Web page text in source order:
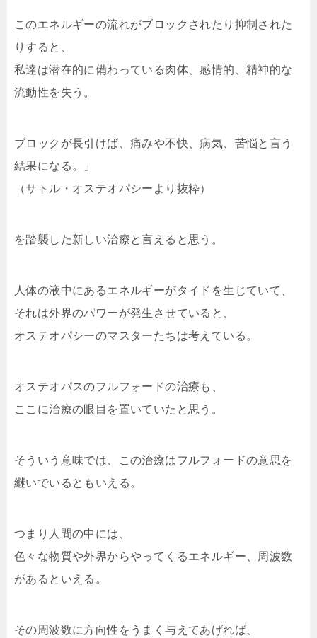
このエネルギーの流れがブロックされたり抑制された
りすると、
私達は潜在的に備わっている肉体、感情的、精神的な
流動性を失う。
ブロックが長引けば、痛みや不快、病気、苦悩と言う
結果になる。」
（サトル・オステオパシーより抜粋）
を踏襲した新しい治療と言えると思う。
人体の液中にあるエネルギーがタイドを生じていて、
それは外界のパワーが発生させていると、
オステオパシーのマスターたちは考えている。
オステオパスのフルフォードの治療も、
ここに治療の眼目を置いていたと思う。
そういう意味では、この治療はフルフォードの意思を
継いでいるともいえる。
つまり人間の中には、
色々な物質や外界からやってくるエネルギー、周波数
があるといえる。
その周波数に方向性をうまく与えてあげれば、